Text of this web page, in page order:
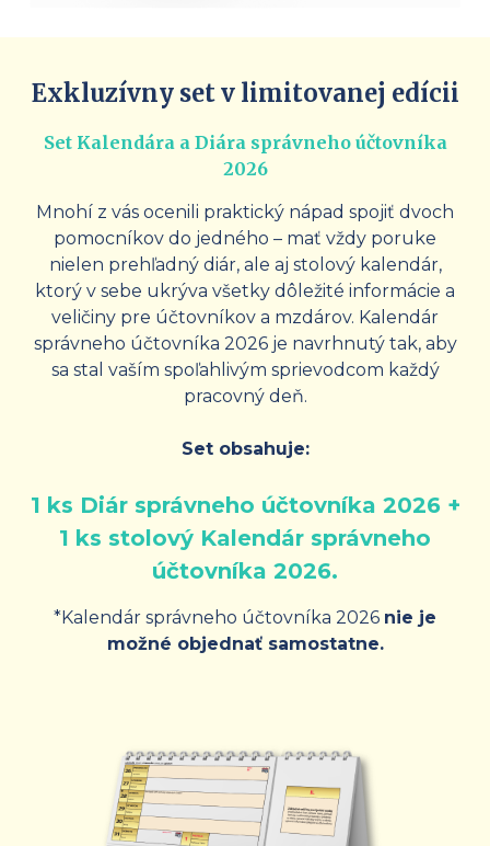
Exkluzívny set v limitovanej edícii
Set Kalendára a Diára správneho účtovníka
2026
Mnohí z vás ocenili praktický nápad spojiť dvoch
pomocníkov do jedného – mať vždy poruke
nielen prehľadný diár, ale aj stolový kalendár,
ktorý v sebe ukrýva všetky dôležité informácie a
veličiny pre účtovníkov a mzdárov. Kalendár
správneho účtovníka 2026 je navrhnutý tak, aby
sa stal vaším spoľahlivým sprievodcom každý
pracovný deň.
Set obsahuje:
1 ks Diár správneho účtovníka 2026 +
1 ks stolový Kalendár správneho
účtovníka 2026.
*Kalendár správneho účtovníka 2026 nie je
možné objednať samostatne.